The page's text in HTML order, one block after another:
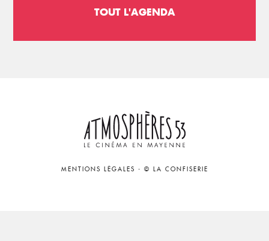
TOUT L'AGENDA
MENTIONS LÉGALES - © LA CONFISERIE